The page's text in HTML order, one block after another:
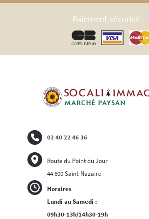
Paiement sécurisé
Horaires
Lundi au Samedi :
09h30-13h/14h30-19h
02 40 22 46 36
Route du Point du Jour
44 600 Saint-Nazaire